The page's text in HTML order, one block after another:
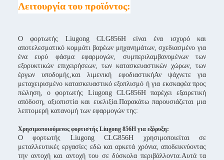
Λειτουργία του προϊόντος:
Ο φορτωτής Liugong CLG856H είναι ένα ισχυρό και
αποτελεσματικό κομμάτι βαρέων μηχανημάτων, σχεδιασμένο για
ένα ευρύ φάσμα εφαρμογών, συμπεριλαμβανομένων των
εξορυκτικών επιχειρήσεων, των κατασκευαστικών χώρων, των
έργων υποδομής,και λιμενική εφοδιαστικήΑν ψάχνετε για
μεταχειρισμένο κατασκευαστικό εξοπλισμό ή για εκσκαφέα προς
πώληση, ο φορτωτής Liugong CLG856H παρέχει εξαιρετική
απόδοση, αξιοπιστία και ευελιξία.Παρακάτω παρουσιάζεται μια
λεπτομερή κατανομή των εφαρμογών της:
Χρησιμοποιούμενος φορτιστής Liugong 856H για εξόρυξη:
Ο φορτωτής Liugong CLG856H χρησιμοποιείται σε
μεταλλευτικές εργασίες εδώ και αρκετά χρόνια, αποδεικνύοντας
την αντοχή και αντοχή του σε δύσκολα περιβάλλοντα.Αυτά τα